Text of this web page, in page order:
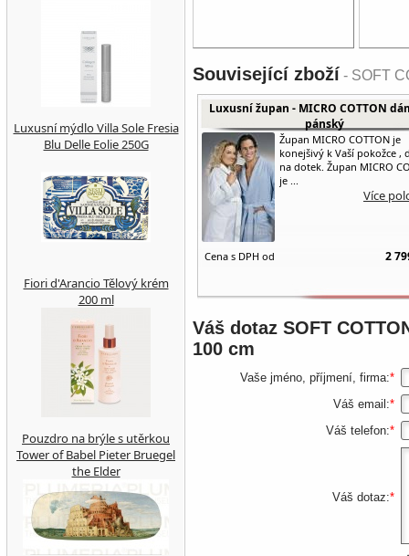
Související zboží - SOFT
Luxusní župan - MICRO COTTON
pánský
Župan MICRO COTTON je
konejšivý k Vaší pokožce ,
na dotek. Župan MICRO
je ...
Více
Cena s DPH od 2
Váš dotaz SOFT
100 cm
Vaše jméno, příjmení, firma:*
Váš email:*
Váš telefon:*
Váš dotaz:*
Luxusní mýdlo Villa Sole Fresia
Blu Delle Eolie 250G
Fiori d'Arancio Tělový krém
200 ml
Pouzdro na brýle s utěrkou
Tower of Babel Pieter Bruegel
the Elder